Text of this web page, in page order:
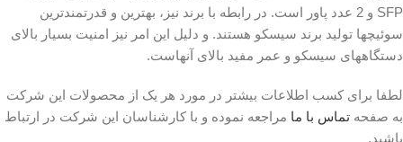
SFP و 2 عدد پاور است. در رابطه با برند نیز، بهترین و قدرتمندترین
سوئیچها تولید برند سیسکو هستند. و دلیل این امر نیز امنیت بسیار بالای
دستگاههای سیسکو و عمر مفید بالای آنهاست.
لطفا برای کسب اطلاعات بیشتر در مورد هر یک از محصولات این شرکت
به صفحه تماس با ما مراجعه نموده و با کارشناسان این شرکت در ارتباط
باشید.